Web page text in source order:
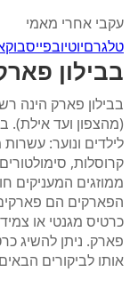
עקבי אחרי מאמי
טלגרםיוטיובפייסבוק
בבילון
בבילון פארק הינה
(מהצפון ועד אילת).
לילדים ונוער:
קרוסלות,
ממוזגים המעניקים
הפארקים הם
כרטיס מגנטי או
פארק. ניתן להשיג
אותו לביקורים